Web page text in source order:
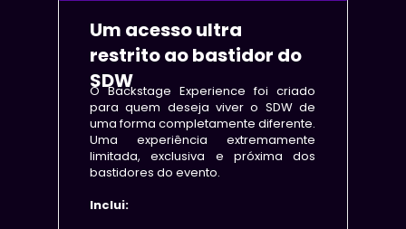
O Backstage Experience foi criado
para quem deseja viver o SDW de
uma forma completamente diferente.
Uma experiência extremamente
limitada, exclusiva e próxima dos
bastidores do evento.
Inclui:
Um acesso ultra
restrito ao bastidor do
SDW